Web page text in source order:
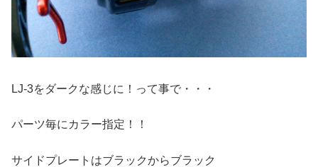
LJ-3をダークな感じに！って事で・・・
パーツ毎にカラー指定！！
サイドプレートはブラックからブラック